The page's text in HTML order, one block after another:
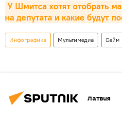
У Шмитса хотят отобрать
на депутата и какие будут
Инфографика Мультимедиа Сейм
Латвия